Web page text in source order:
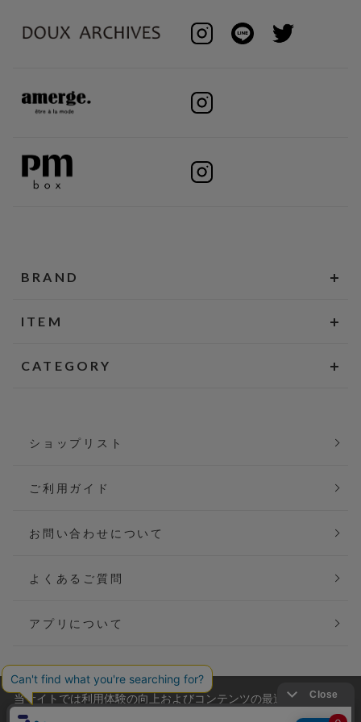
BRAND
ITEM
CATEGORY
ショップリスト
ご利用ガイド
お問い合わせについて
よくあるご質問
アプリについて
会社概要
当サイトでは利用体験の向上およびコンテンツの最適な提供、ト
ラフィックの分析を目的としてCookieを使用しています。